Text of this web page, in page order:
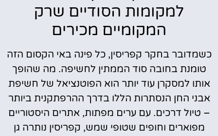
למקומות הסודיים שרק
המקומיים מכירים
כשמדובר בחקר קפריסין, כל פינה באי הקסום הזה
טומנת בחובה סוד הממתין לחשיפה. מה שהופך
אותו למסקרן עוד יותר הוא הפוטנציאל של חשיפת
אבני החן הנסתרות הללו בדרך ההרפתקנית ביותר
– טיול דרכים. עם ערים מפתות, אתרים היסטוריים
מפוארים וחופים שטופי שמש, קפריסין נותרה גן